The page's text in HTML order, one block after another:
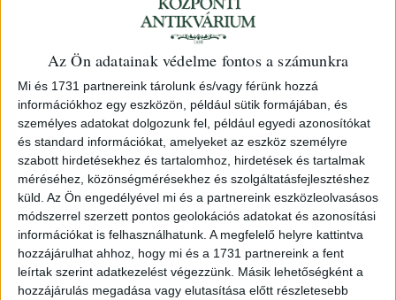
Az Ön adatainak védelme fontos a számunkra
Mi és 1731 partnereink tárolunk és/vagy férünk hozzá
információkhoz egy eszközön, például sütik formájában, és
személyes adatokat dolgozunk fel, például egyedi azonosítókat
és standard információkat, amelyeket az eszköz személyre
szabott hirdetésekhez és tartalomhoz, hirdetések és tartalmak
méréséhez, közönségmérésekhez és szolgáltatásfejlesztéshez
küld. Az Ön engedélyével mi és a partnereink eszközleolvasásos
módszerrel szerzett pontos geolokációs adatokat és azonosítási
információkat is felhasználhatunk. A megfelelő helyre kattintva
hozzájárulhat ahhoz, hogy mi és a 1731 partnereink a fent
leírtak szerint adatkezelést végezzünk. Másik lehetőségként a
hozzájárulás megadása vagy elutasítása előtt részletesebb
Ismeretterjesztő az orvosi és természeti
tudományok köréből.
Budapest, 1874, Szerző. [Városi ny., Debrecen]
HUF 30 000
Eladva
Category:Natural science,Medicine
ID
105286